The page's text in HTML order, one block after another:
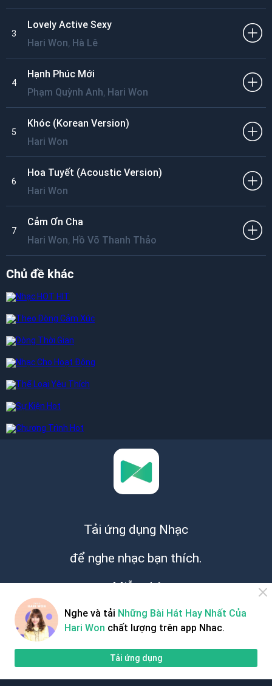
3
Lovely Active Sexy
Hari Won, Hà Lê
4
Hạnh Phúc Mới
Phạm Quỳnh Anh, Hari Won
5
Khóc (Korean Version)
Hari Won
6
Hoa Tuyết (Acoustic Version)
Hari Won
7
Cảm Ơn Cha
Hari Won, Hồ Võ Thanh Thảo
Chủ đề khác
Tải ứng dụng Nhạc
để nghe nhạc bạn thích.
Miễn phí
Giới thiệu Hỗ trợ
Nghe và tải Những Bài Hát Hay Nhất Của
Hari Won chất lượng trên app Nhac.
Tải ứng dụng